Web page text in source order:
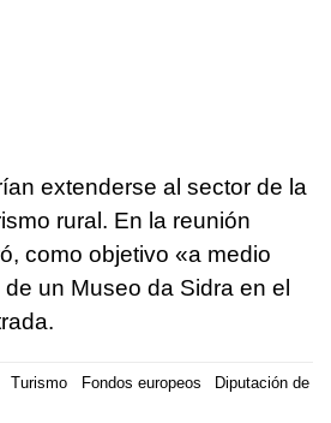
extenderse al sector de la
rural. En la reunión
como objetivo «a medio
un Museo da Sidra en el
Turismo Fondos europeos
Diputación de